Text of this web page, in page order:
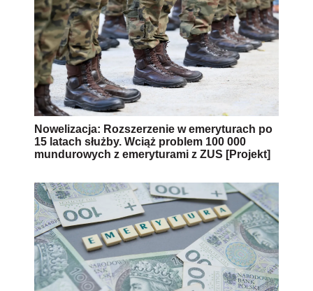
Nowelizacja: Rozszerzenie w emeryturach po
15 latach służby. Wciąż problem 100 000
mundurowych z emeryturami z ZUS [Projekt]